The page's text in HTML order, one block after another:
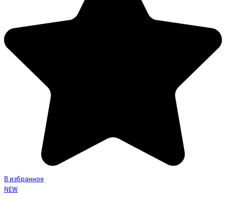
В избранное
NEW